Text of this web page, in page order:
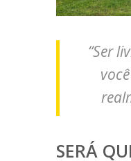
“Ser
SERÁ